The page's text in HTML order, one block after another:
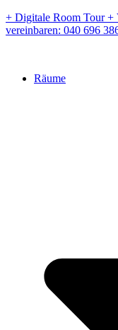
Zum
Inhalt
+ Digitale Room Tour +
vereinbaren: 040 696
Räume